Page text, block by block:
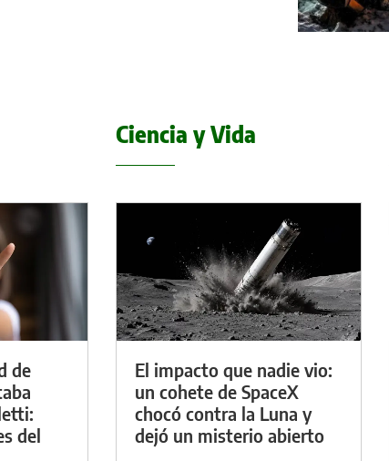
de
del
Ciencia y Vida
El impacto que nadie vio:
un cohete de SpaceX
chocó contra la Luna y
dejó un misterio abierto